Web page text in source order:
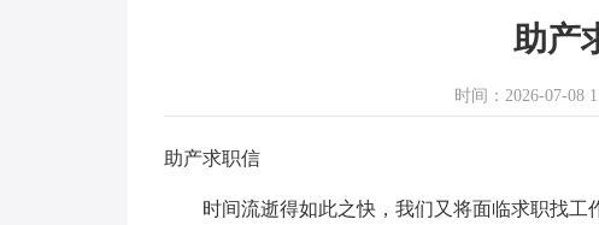
助产
时间：2026-07-08
助产求职信
时间流逝得如此之快，我们又将面临求职找工